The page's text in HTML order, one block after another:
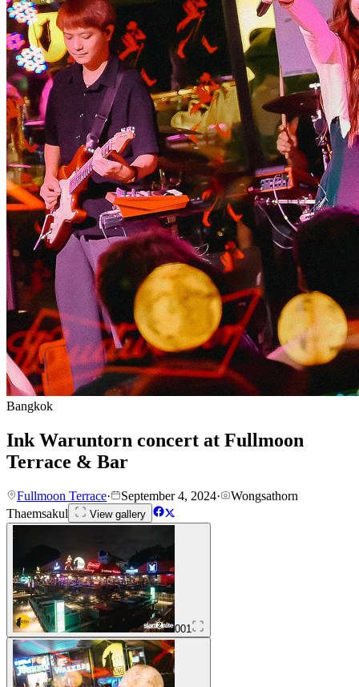
Bangkok
Ink Waruntorn concert at Fullmoon
Terrace & Bar
Fullmoon Terrace· September 4, 2024·
Wongsathorn
Thaemsakul
View gallery
001